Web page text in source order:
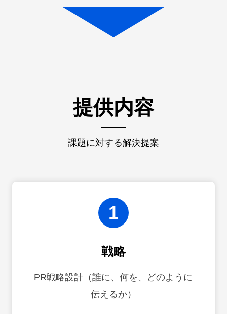
提供内容
課題に対する解決提案
1
戦略
PR戦略設計（誰に、何を、どのように
伝えるか）